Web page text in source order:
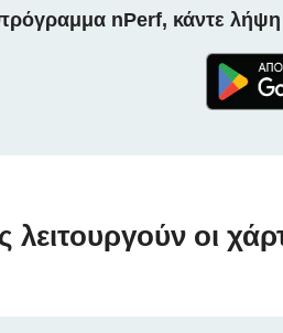
nPerf, κάντε
λειτουργούν οι